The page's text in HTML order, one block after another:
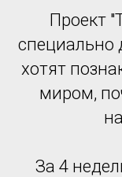
Проект
специально
хотят
миром,
За 4